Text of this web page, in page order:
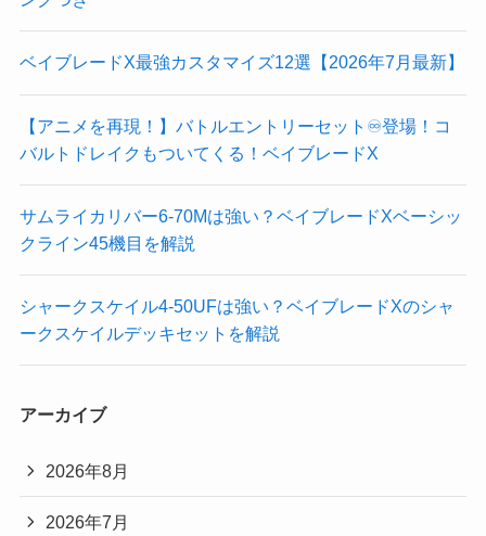
ベイブレードX最強カスタマイズ12選【2026年7月最新】
【アニメを再現！】バトルエントリーセット♾️登場！コ
バルトドレイクもついてくる！ベイブレードX
サムライカリバー6-70Mは強い？ベイブレードXベーシッ
クライン45機目を解説
シャークスケイル4-50UFは強い？ベイブレードXのシャ
ークスケイルデッキセットを解説
アーカイブ
2026年8月
2026年7月